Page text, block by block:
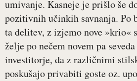
umivanje. Kasneje je prišlo še
pozitivnih učinkih savnanja. Po
ta delitev, z izjemo nove »krio«
želje po nečem novem pa
investitorje, da z različnimi
poskušajo privabiti goste oz.